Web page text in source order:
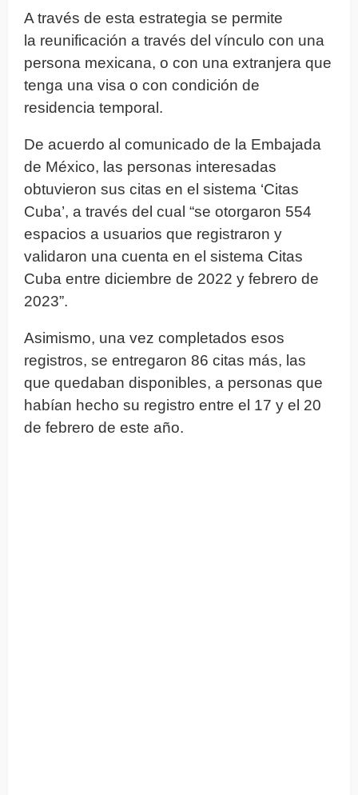
A través de esta estrategia se permite
la reunificación a través del vínculo con una
persona mexicana, o con una extranjera que
tenga una visa o con condición de
residencia temporal.
De acuerdo al comunicado de la Embajada
de México, las personas interesadas
obtuvieron sus citas en el sistema ‘Citas
Cuba’, a través del cual “se otorgaron 554
espacios a usuarios que registraron y
validaron una cuenta en el sistema Citas
Cuba entre diciembre de 2022 y febrero de
2023”.
Asimismo, una vez completados esos
registros, se entregaron 86 citas más, las
que quedaban disponibles, a personas que
habían hecho su registro entre el 17 y el 20
de febrero de este año.